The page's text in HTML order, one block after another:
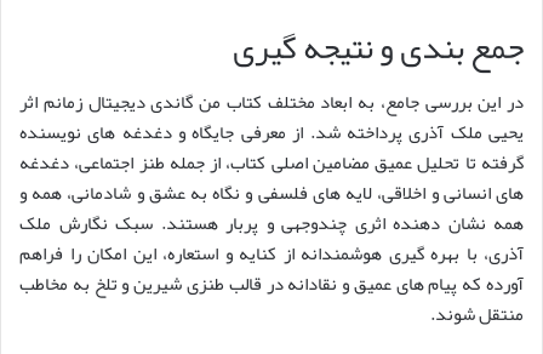
جمع بندی و نتیجه گیری
در این بررسی جامع، به ابعاد مختلف کتاب من گاندی دیجیتال زمانم اثر
یحیی ملک آذری پرداخته شد. از معرفی جایگاه و دغدغه های نویسنده
گرفته تا تحلیل عمیق مضامین اصلی کتاب، از جمله طنز اجتماعی، دغدغه
های انسانی و اخلاقی، لایه های فلسفی و نگاه به عشق و شادمانی، همه و
همه نشان دهنده اثری چندوجهی و پربار هستند. سبک نگارش ملک
آذری، با بهره گیری هوشمندانه از کنایه و استعاره، این امکان را فراهم
آورده که پیام های عمیق و نقادانه در قالب طنزی شیرین و تلخ به مخاطب
منتقل شوند.